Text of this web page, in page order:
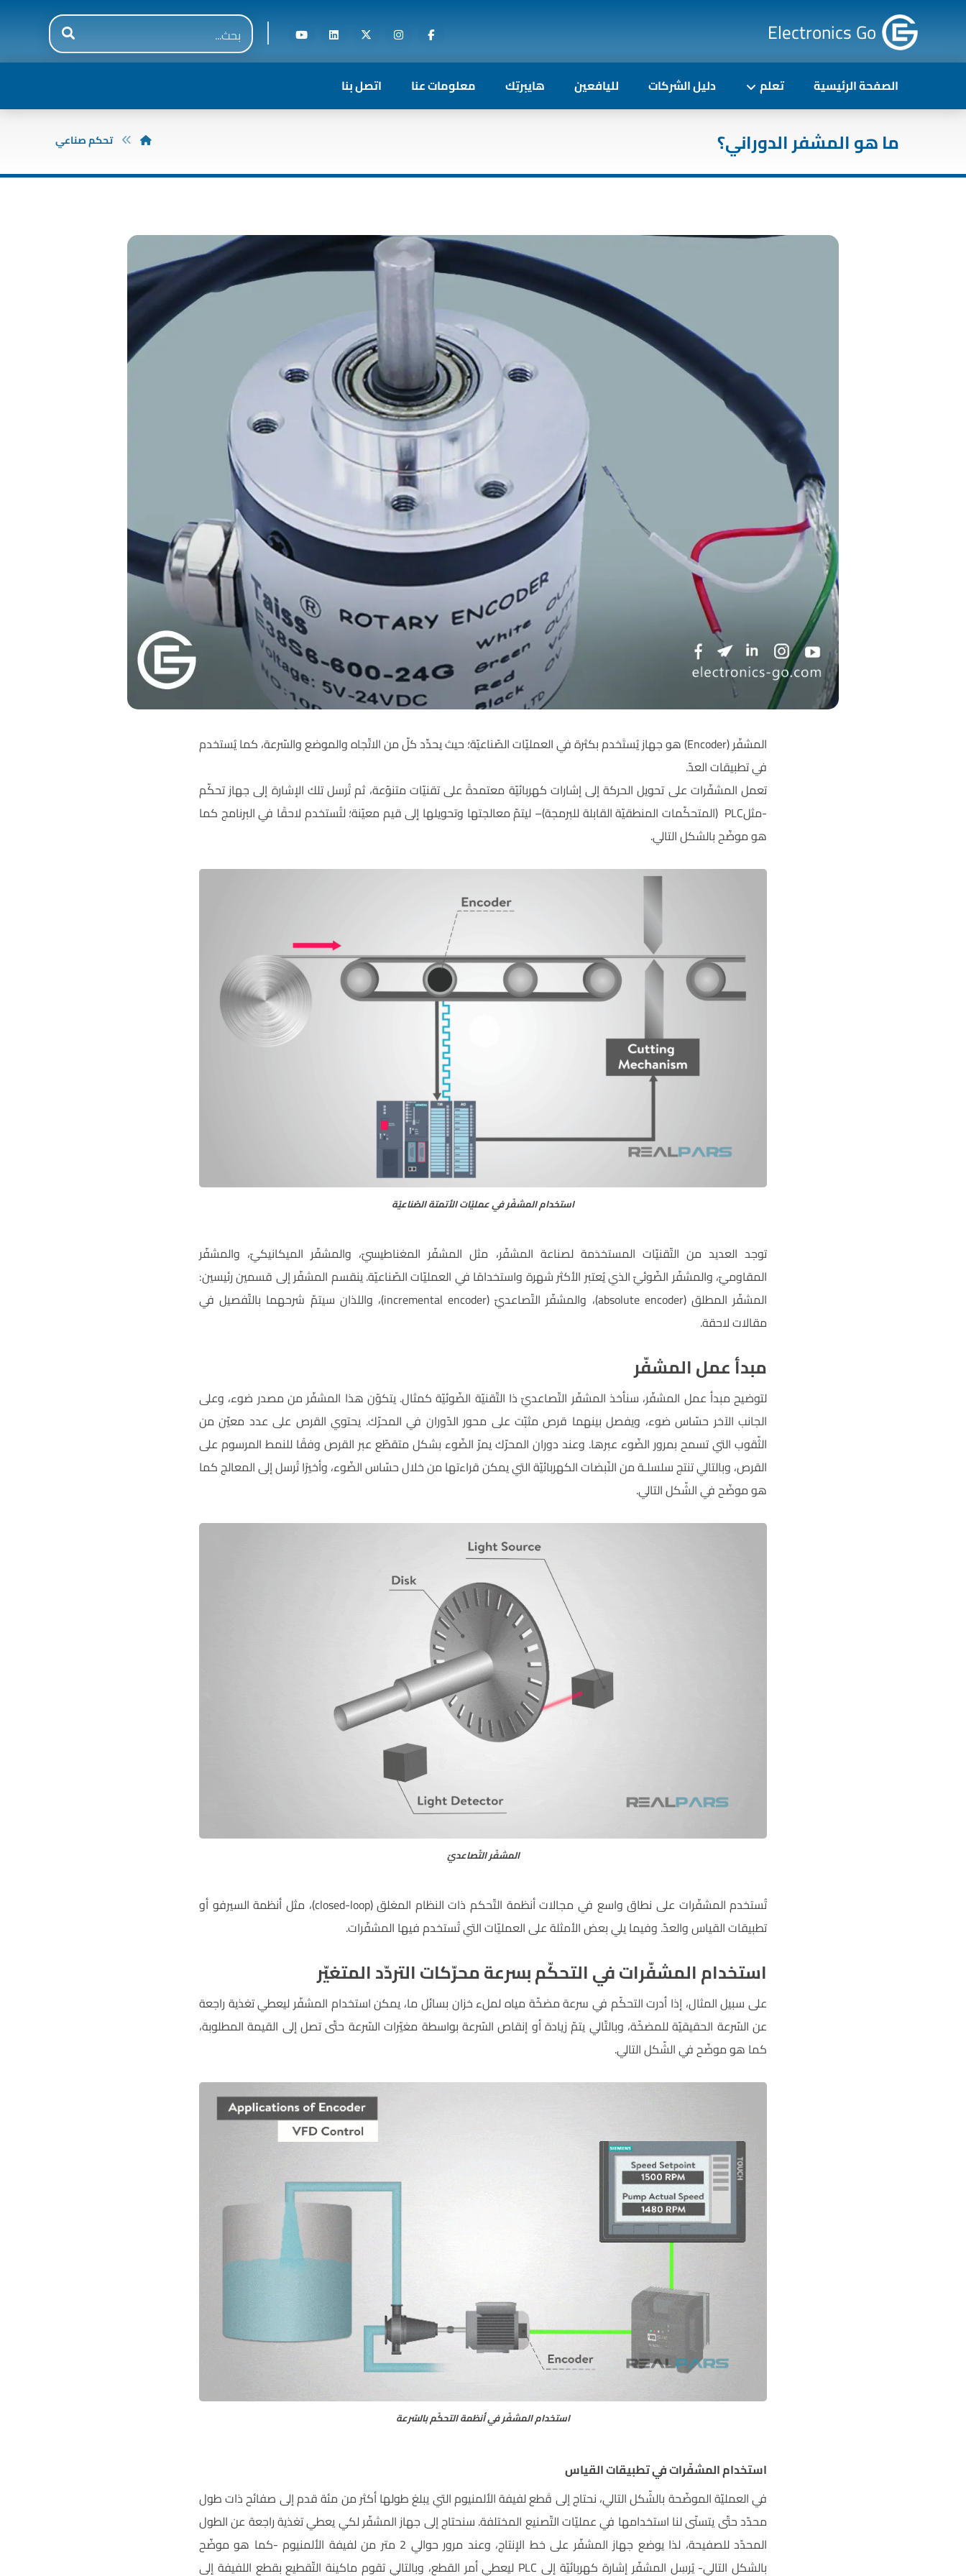
Electronics Go
الصفحة الرئيسية تعلم دليل الشركات لليافعين هايبرتِك معلومات عنا اتصل بنا
ما هو المشفر الدوراني؟ تحكم صناعي
المشفّر (Encoder) هو جهاز يُستَخدم بكثرة في العمليّات الصّناعيّة؛ حيث يحدِّد كلّ من الاتّجاه والموضع والسّرعة، كما يُستخدم
في تطبيقات العدّ.
تعمل المشفّرات على تحويل الحركة إلى إشارات كهربائيّة معتمدةً على تقنيّات متنوّعة، ثم تُرسل تلك الإشارة إلى جهاز تحكّم
-مثلPLC (المتحكّمات المنطقيّة القابلة للبرمجة)– ليتمّ معالجتها وتحويلها إلى قيم معيّنة؛ لتُستخدم لاحقًا في البرنامج كما
هو موضّح بالشكل التالي.
استخدام المشفّر في عمليّات الأتمتة الصّناعيّة
توجد العديد من التّقنيّات المستخدَمة لصناعة المشفّر، مثل المشفّر المغناطيسيّ، والمشفّر الميكانيكيّ، والمشفّر
المقاوميّ، والمشفّر الضّوئيّ الذي يُعتبر الأكثر شهرة واستخدامًا في العمليّات الصّناعيّة. ينقسم المشفّر إلى قسمين رئيسين:
المشفّر المطلق (absolute encoder)، والمشفّر التّصاعديّ (incremental encoder)، واللذان سيتمّ شرحهما بالتّفصيل في
مقالات لاحقة.
مبدأ عمل المشفّر
لتوضيح مبدأ عمل المشفّر، سنأخذ المشفّر التّصاعديّ ذا التّقنيّة الضّوئيّة كمثال. يتكوّن هذا المشفّر من مصدر ضوء، وعلى
الجانب الآخر حسّاس ضوء، ويفصل بينهما قرص مثبّت على محور الدّوران في المحرّك. يحتوي القرص على عدد معيّن من
الثّقوب التي تسمح بمرور الضّوء عبرها. وعند دوران المحرّك يمرّ الضّوء بشكل متقطّع عبر القرص وفقًا للنمط المرسوم على
القرص، وبالتالي تنتج سلسلـة من النّبضات الكهربائيّة التي يمكن قراءتها من خلال حسّاس الضّوء، وأخيرًا تُرسل إلى المعالج كما
هو موضّح في الشّكل التالي.
المشفّر التّصاعديّ
تُستخدم المشفّرات على نطاق واسع في مجالات أنظمة التّحكم ذات النظام المغلق (closed-loop)، مثل أنظمة السيرفو أو
تطبيقات القياس والعدّ. وفيما يلي بعض الأمثلة على العمليّات التي تُستخدم فيها المشفّرات.
استخدام المشفّرات في التحكّم بسرعة محرّكات التردّد المتغيّر
على سبيل المثال، إذا أدرت التحكّم في سرعة مضخّة مياه لملء خزان بسائل ما، يمكن استخدام المشفّر ليعطي تغذية راجعة
عن السّرعة الحقيقيّة للمضخّة، وبالتّالي يتمّ زيادة أو إنقاص السّرعة بواسطة مغيّرات السّرعة حتّى تصل إلى القيمة المطلوبة،
كما هو موضّح في الشّكل التالي.
استخدام المشفّر في أنظمة التحكّم بالسّرعة
استخدام المشفّرات في تطبيقات القياس
في العمليّة الموضّحة بالشّكل التالي، نحتاج إلى قَطع لفيفة الألمنيوم التي يبلغ طولها أكثر من مئة قدم إلى صفائح ذات طول
محدّد حتّى يتسنّى لنا استخدامها في عمليّات التّصنيع المختلفة. سنحتاج إلى جهاز المشفّر لكي يعطي تغذية راجعة عن الطول
المحدّد للصفيحة، لذا يوضع جهاز المشفّر على خط الإنتاج، وعند مرور حوالي 2 متر من لفيفة الألمنيوم -كما هو موضّح
بالشكل التالي- يُرسِل المشفّر إشارة كهربائيّة إلى PLC ليعطي أمر القطع، وبالتالي تقوم ماكينة التّقطيع بقطع اللفيفة إلى